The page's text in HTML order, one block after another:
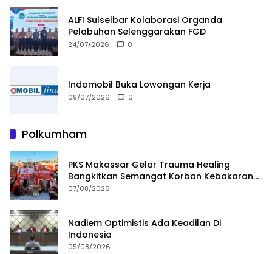
ALFI Sulselbar Kolaborasi Organda
Pelabuhan Selenggarakan FGD
24/07/2026 0
Indomobil Buka Lowongan Kerja
09/07/2026 0
Polkumham
PKS Makassar Gelar Trauma Healing
Bangkitkan Semangat Korban Kebakaran
Tallo
07/08/2026
Nadiem Optimistis Ada Keadilan Di
Indonesia
05/08/2026